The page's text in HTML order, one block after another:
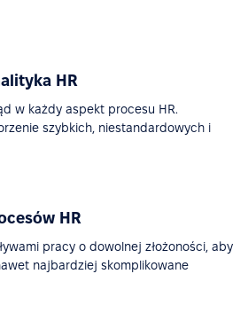
HR
w każdy aspekt procesu HR.
szybkich, niestandardowych i
HR
pracy o dowolnej złożoności, aby
najbardziej skomplikowane